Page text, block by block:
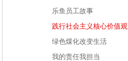
乐鱼员工故事
践行社会主义核心价值观
绿色煤化改变生活
我的责任我担当